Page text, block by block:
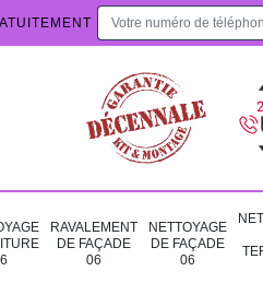
RAVALEMENT
DE FAÇADE
06
NETTOYAGE
DE FAÇADE
06